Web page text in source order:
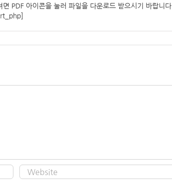
PDF 아이콘을 눌러 파일을 다운로드 받으시기 바랍니다.